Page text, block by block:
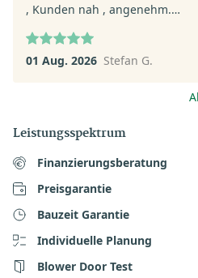
, Kunden nah , angenehm.
Top.
01 Aug. 2026 Stefan G.
Leistungsspektrum
Finanzierungsberatung
Preisgarantie
Bauzeit Garantie
Individuelle Planung
Blower Door Test